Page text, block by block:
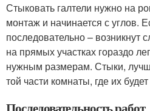
Стыковать галтели нужно на
монтаж и начинается с углов.
последовательно – возникнут
на прямых участках гораздо
нужным размерам. Стыки,
той части комнаты, где их